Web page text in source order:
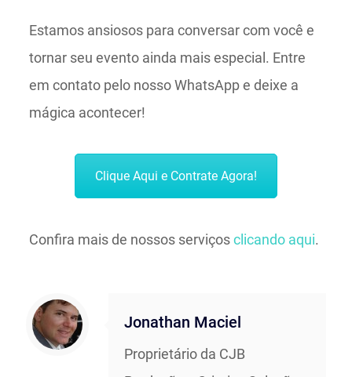
Estamos ansiosos para conversar com você e
tornar seu evento ainda mais especial. Entre
em contato pelo nosso WhatsApp e deixe a
mágica acontecer!
Clique Aqui e Contrate Agora!
Confira mais de nossos serviçosclicando aqui.
Jonathan Maciel
Proprietário da CJB